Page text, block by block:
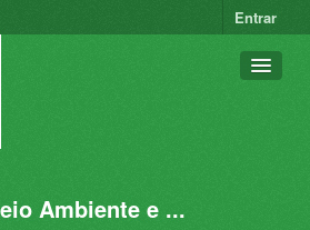
Entrar
Ambiente e ...